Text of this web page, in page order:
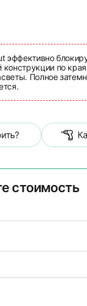
эффективно
конструкции по
Полное
стоимость